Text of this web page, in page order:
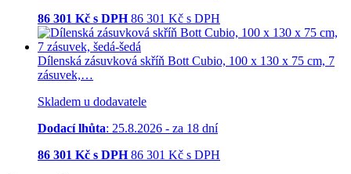
86 301 Kč s DPH 86 301 Kč s DPH
Dílenská zásuvková skříň Bott Cubio, 100 x 130 x 75 cm, 7
zásuvek,…
Skladem u dodavatele
Dodací lhůta: 25.8.2026 - za 18 dní
86 301 Kč s DPH 86 301 Kč s DPH